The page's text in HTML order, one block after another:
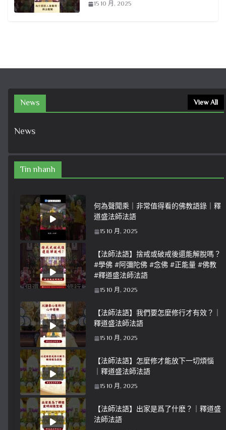
15 10 月, 2025
News View All
News
Tin nhanh
何為聲聞乘｜非常值得看的佛教語錄｜釋
道盛法師法語
15 10 月, 2025
【法師法語】捨戒或破戒後還能解脫嗎？
#學佛 #阿彌陀佛 #念佛 #正能量 #佛教
#釋道盛法師法語
15 10 月, 2025
【法師法語】我們要怎麼修行才有效？｜
釋道盛法師法語
15 10 月, 2025
【法師法語】怎麼修才能放下一切煩惱
｜釋道盛法師法語
15 10 月, 2025
【法師法語】出家是爲了什麽？｜釋道盛
法師法語